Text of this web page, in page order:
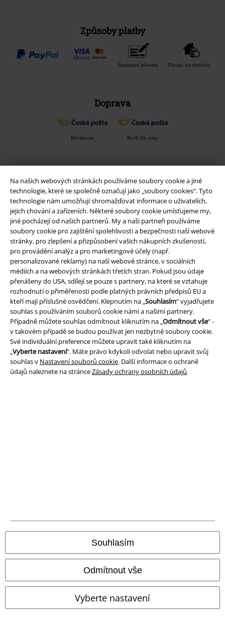
Na našich webových stránkách používáme soubory cookie a jiné
technologie, které se společně označují jako „soubory cookies“. Tyto
technologie nám umožňují shromažďovat informace o uživatelích,
jejich chování a zařízeních. Některé soubory cookie umísťujeme my,
jiné pocházejí od našich partnerů. My a naši partneři používáme
soubory cookie pro zajištění spolehlivosti a bezpečnosti naší webové
stránky, pro zlepšení a přizpůsobení vašich nákupních zkušeností,
pro provádění analýz a pro marketingové účely (např.
personalizované reklamy) na naší webové stránce, v sociálních
médiích a na webových stránkách třetích stran. Pokud jsou údaje
přenášeny do USA, sdílejí se pouze s partnery, na které se vztahuje
rozhodnutí o přiměřenosti podle platných právních předpisů EU a
kteří mají příslušné osvědčení. Klepnutím na „Souhlasím“ vyjadřujete
souhlas s používáním souborů cookie námi a našimi partnery.
Případně můžete souhlas odmítnout kliknutím na „Odmítnout vše“ -
v takovém případě se budou používat jen nezbytné soubory cookie.
Své individuální preference můžete upravit také kliknutím na
„Vyberte nastavení“. Máte právo kdykoli odvolat nebo upravit svůj
souhlas v Nastavení souborů cookie. Další informace o ochraně
údajů naleznete na stránceZásady ochrany osobních údajů.
Souhlasím
Odmítnout vše
Vyberte nastavení
Způsoby platby
Bankovní převod Platba na dobírku
Doprava
Balíkovna Balík Do ruky
EMP aplikaci
Stáhněte si novou EMP aplikaci zdarma a využijte všechny nové
funkce a výhody!
A Warner Music Group Company
Nastavení souborů cookie
Odstoupení od smlouvy
Všechny ceny jsou včetně DPH, bez